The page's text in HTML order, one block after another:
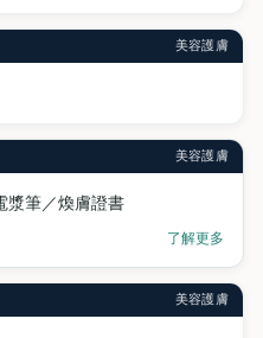
美容護膚
美容護膚
漿筆／煥膚證書
了解更多
美容護膚